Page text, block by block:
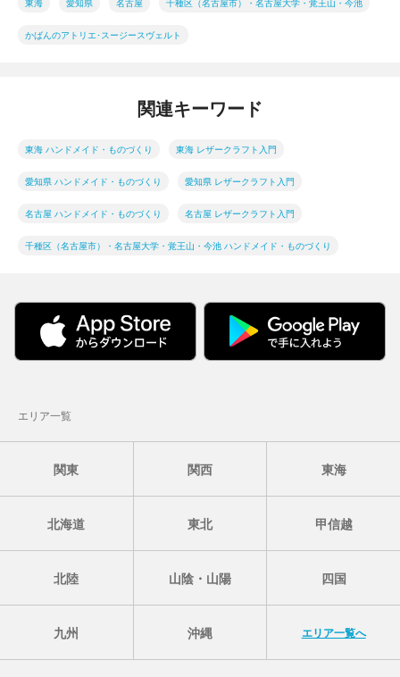
東海 愛知県 名古屋 千種区（名古屋市）・名古屋大学・覚王山・今池
かばんのアトリエ･スージースヴェルト
関連キーワード
東海 ハンドメイド・ものづくり 東海 レザークラフト入門
愛知県 ハンドメイド・ものづくり 愛知県 レザークラフト入門
名古屋 ハンドメイド・ものづくり 名古屋 レザークラフト入門
千種区（名古屋市）・名古屋大学・覚王山・今池 ハンドメイド・ものづくり
エリア一覧
関東 関西 東海
北海道 東北 甲信越
北陸 山陰・山陽 四国
九州 沖縄 エリア一覧へ